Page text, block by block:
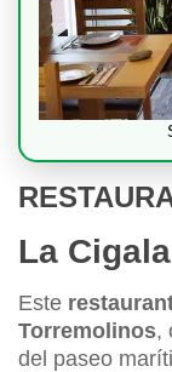
La Cigala
Este
Torremolinos,
del paseo